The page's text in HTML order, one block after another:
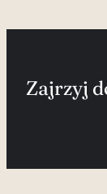
Zajrzyj